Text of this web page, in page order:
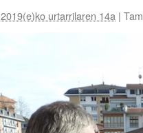
2019(e)ko urtarrilaren 14a |